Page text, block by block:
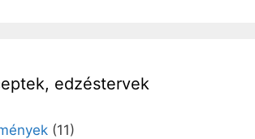
edzéstervek
(11)